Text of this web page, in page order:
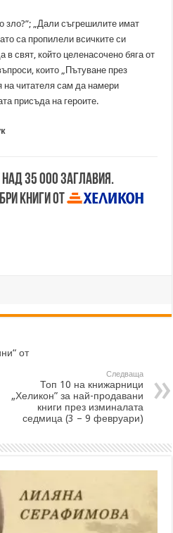
зло?”; „Дали съгрешилите имат
са пропилели всичките си
свят, който целенасочено бяга от
които „Пътуване през
на читателя сам да намери
присъда на героите.
35 000 заглавия.
книги от
от
Следваща
Топ 10 на книжарници
„Хеликон” за най-продавани
книги през изминалата
седмица (3 – 9 февруари)